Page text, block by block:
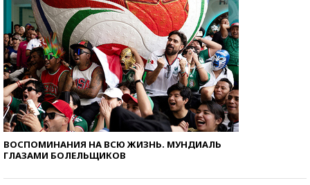
ВОСПОМИНАНИЯ НА ВСЮ ЖИЗНЬ. МУНДИАЛЬ
ГЛАЗАМИ БОЛЕЛЬЩИКОВ